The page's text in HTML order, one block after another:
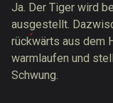
Ja. Der Tiger wird
ausgestellt.
rückwärts aus dem
warmlaufen und
Schwung.